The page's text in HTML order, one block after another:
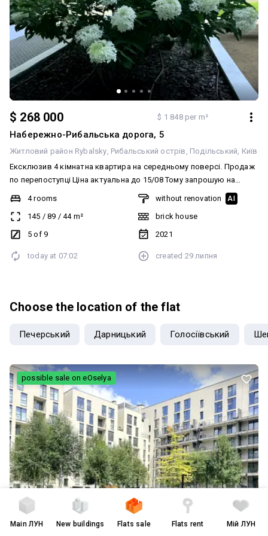
modern infrastructure. Maximum Autonomy & Security: Equipped
Bomb Shelter: Underground parking doubles as a secure shelter.
Power Independence: On-site generator ensures uninterrupted
operation of elevators and key utilities. Interior & Amenities: The
apartment features a high-end designer renovation and is completely
move-in or rent-ready. Fully furnished and equipped with premium
appliances (refrigerator, dishwasher, washing machine, microwave,
TV). Comfortable layout with a separate spacious kitchen, cozy
balcony, underfloor heating, and air conditioning. Prime Location
Benefits: Exclusive Waterfront Access: Enjoy a private promenade
right within the complex. All-in-One Infrastructure: Schools,
kindergartens, supermarkets, trendy cafes, and sports zones located
inside the secure, gated territory. Cultural Hub: Just minutes away
from Kontraktova Square, Kyiv-Mohyla Academy, and Andriyivskyy
Descent. Deal Flexibility: The property is fully compliant and eligible
for official Ukrainian state housing programs, including "eOselia" (3%
/ 7% mortgage) and "eVidnovlennia" (compensation certificates).
Price upon request. Contact us today to schedule a private viewing!
装一居室公寓出售（49 平方米） 核心位置： 基辅市，波迪尔区
Rybalsky 高端住宅综合体。建筑于2019年竣工（现房，整体框架结
还是作为海外资产出租投资，都是极佳的选择。 顶级安全与电力保障
避难所。 独立发电机配备： 确保电梯及公共设施在任何情况下正常运
转，无无电之忧。 室内设计与配置： 公寓采用高品质设计师现代风格装
修，家具家电一应俱全，可随时拎包入住或即刻出租收益。 高端家电：
冰箱、洗碗机、洗衣机、微波炉、高清电视。 舒适生活： 独立宽敞厨
房、景观阳台、全屋地暖、高效空调系统。 社区配套与地段优势： 水岸
生活： 社区自带尊享直通亲水码头与滨江长廊。 全功能配套： 封闭式
人车分流社区，内设私立学校、幼儿园、大型超市、精品咖啡厅及运动
健身区。 人文名校圈： 紧邻乌克兰最高学府之一的“基辅莫吉拉学院”、
合同广场（Kontraktova Square）及著名的安德烈斜坡。 交易政策支
持： 该房产完全符合乌克兰国家购房政策，支持 “eOselia”（3% / 7% 低
详情请私信垂询。欢迎预约实地或视频看房！
$ 268 000 $ 1 848 per m²
Набережно-Рибальська дорога, 5
Житловий район Rybalsky Рибальський острів Подільський Київ
Ексклюзив 4 кімнатна квартира на середньому поверсі. Продаж
по перепоступці Ціна актуальна до 15/08 Тому запрошую на
перегляд вже. В ЖК є садочок, школа, магазини В будинку є
двоповерховий підземний паркінг і укриття Будинок введено в
експлуатацію
4 rooms
145 /89 /44m²
5 of 9
without renovation AI
brick house
2021
today at 07:02 created 29 липня
Choose the location of the flat
Печерський Дарницький Голосіївський
possible sale on eOselya
MainЛУН New buildings Flats sale Flats rent Мій ЛУН